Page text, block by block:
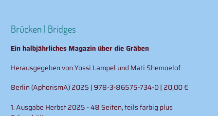
Brücken | Bridges
Ein halbjährliches Magazin über die Gräben
Herausgegeben von Yossi Lampel und Mati Shemoelof
Berlin (AphorismA) 2025 | 978-3-86575-734-0 | 20,00 €
1. Ausgabe Herbst 2025 - 48 Seiten, teils farbig plus